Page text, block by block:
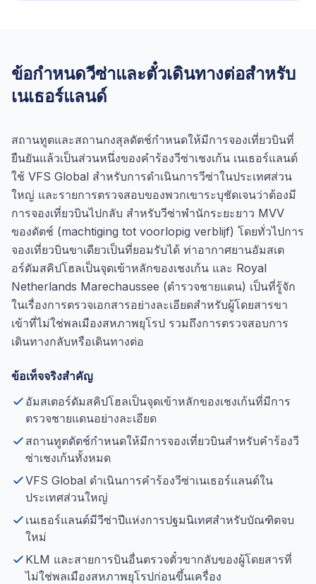
ข้อกำหนดวีซ่าและตั๋วเดินทางต่อสำหรับ
เนเธอร์แลนด์
สถานทูตและสถานกงสุลดัตช์กำหนดให้มีการจองเที่ยวบินที่
ยืนยันแล้วเป็นส่วนหนึ่งของคำร้องวีซ่าเชงเก้น เนเธอร์แลนด์
ใช้ VFS Global สำหรับการดำเนินการวีซ่าในประเทศส่วน
ใหญ่ และรายการตรวจสอบของพวกเขาระบุชัดเจนว่าต้องมี
การจองเที่ยวบินไปกลับ สำหรับวีซ่าพำนักระยะยาว MVV
ของดัตช์ (machtiging tot voorlopig verblijf) โดยทั่วไปการ
จองเที่ยวบินขาเดียวเป็นที่ยอมรับได้ ท่าอากาศยานอัมสเต
อร์ดัมสคิปโฮลเป็นจุดเข้าหลักของเชงเก้น และ Royal
Netherlands Marechaussee (ตำรวจชายแดน) เป็นที่รู้จัก
ในเรื่องการตรวจเอกสารอย่างละเอียดสำหรับผู้โดยสารขา
เข้าที่ไม่ใช่พลเมืองสหภาพยุโรป รวมถึงการตรวจสอบการ
เดินทางกลับหรือเดินทางต่อ
ข้อเท็จจริงสำคัญ
อัมสเตอร์ดัมสคิปโฮลเป็นจุดเข้าหลักของเชงเก้นที่มีการ
ตรวจชายแดนอย่างละเอียด
สถานทูตดัตช์กำหนดให้มีการจองเที่ยวบินสำหรับคำร้องวี
ซ่าเชงเก้นทั้งหมด
VFS Global ดำเนินการคำร้องวีซ่าเนเธอร์แลนด์ใน
ประเทศส่วนใหญ่
เนเธอร์แลนด์มีวีซ่าปีแห่งการปฐมนิเทศสำหรับบัณฑิตจบ
ใหม่
KLM และสายการบินอื่นตรวจตั๋วขากลับของผู้โดยสารที่
ไม่ใช่พลเมืองสหภาพยุโรปก่อนขึ้นเครื่อง